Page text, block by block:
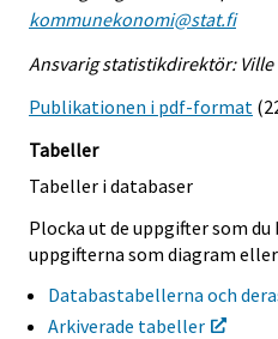
kommunekonomi@stat.fi
Ansvarig statistikdirektör: Ville
Publikationen i pdf-format
Tabeller
Tabeller i databaser
Plocka ut de uppgifter som
uppgifterna som diagram
Databastabellerna och
Arkiverade tabeller